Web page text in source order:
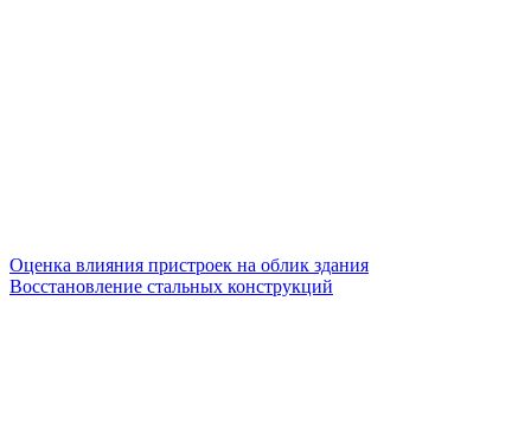
Оценка влияния пристроек на облик здания
Восстановление стальных конструкций